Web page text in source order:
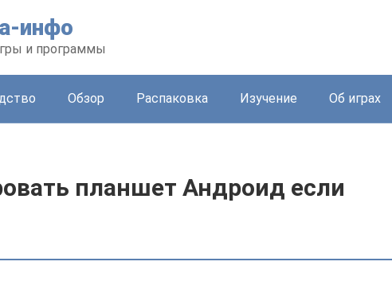
инфо
и программы
Обзор Распаковка Изучение Об играх
планшет Андроид если